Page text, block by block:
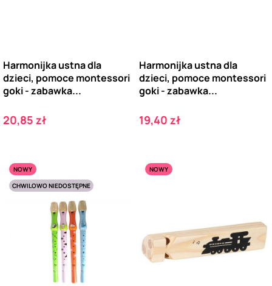
Harmonijka ustna dla
dzieci, pomoce montessori
goki - zabawka...
Cena
20,85 zł
Harmonijka ustna dla
dzieci, pomoce montessori
goki - zabawka...
Cena
19,40 zł
NOWY
CHWILOWO NIEDOSTĘPNE
NOWY